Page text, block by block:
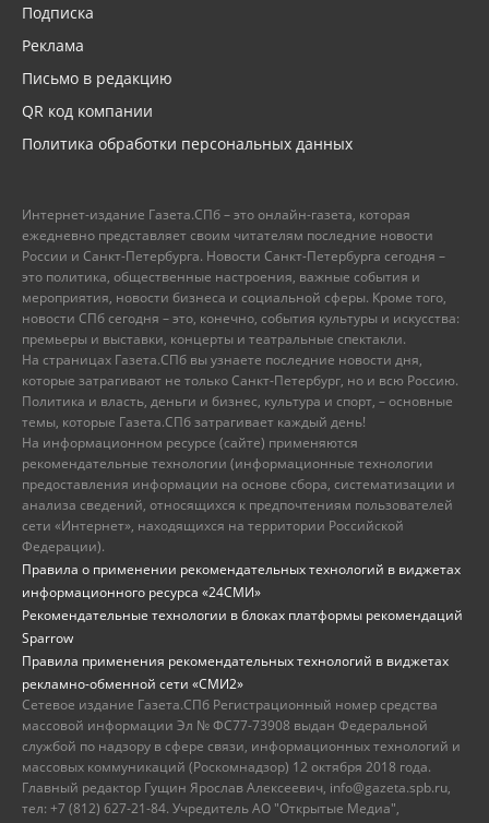
Подписка
Реклама
Письмо в редакцию
QR код компании
Политика обработки персональных данных
Интернет-издание Газета.СПб – это онлайн-газета, которая
ежедневно представляет своим читателям последние новости
России и Санкт-Петербурга. Новости Санкт-Петербурга сегодня –
это политика, общественные настроения, важные события и
мероприятия, новости бизнеса и социальной сферы. Кроме того,
новости СПб сегодня – это, конечно, события культуры и искусства:
премьеры и выставки, концерты и театральные спектакли.
На страницах Газета.СПб вы узнаете последние новости дня,
которые затрагивают не только Санкт-Петербург, но и всю Россию.
Политика и власть, деньги и бизнес, культура и спорт, – основные
темы, которые Газета.СПб затрагивает каждый день!
На информационном ресурсе (сайте) применяются
рекомендательные технологии (информационные технологии
предоставления информации на основе сбора, систематизации и
анализа сведений, относящихся к предпочтениям пользователей
сети «Интернет», находящихся на территории Российской
Федерации).
Правила о применении рекомендательных технологий в виджетах
информационного ресурса «24СМИ»
Рекомендательные технологии в блоках платформы рекомендаций
Sparrow
Правила применения рекомендательных технологий в виджетах
рекламно-обменной сети «СМИ2»
Сетевое издание Газета.СПб Регистрационный номер средства
массовой информации Эл № ФС77-73908 выдан Федеральной
службой по надзору в сфере связи, информационных технологий и
массовых коммуникаций (Роскомнадзор) 12 октября 2018 года.
Главный редактор Гущин Ярослав Алексеевич, info@gazeta.spb.ru,
тел: +7 (812) 627-21-84. Учредитель АО "Открытые Медиа",